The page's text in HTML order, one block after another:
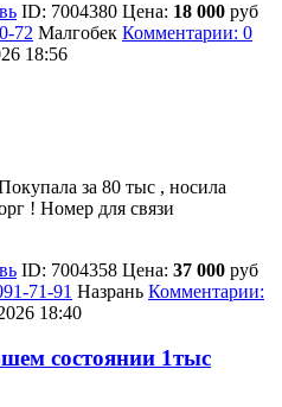
ID: 7004380 Цена: 18 000 руб
72 Малгобек Комментарии: 0
18:56
за 80 тыс , носила
! Номер для связи
ID: 7004358 Цена: 37 000 руб
71-91 Назрань Комментарии:
18:40
состоянии 1тыс